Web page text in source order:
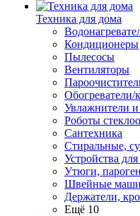
Техника для дома
Кондиционеры
Пылесосы
Вентиляторы
Обогреватели/
Увлажнители и
Роботы
Сантехника
Стиральные,
Устройства
Утюги,
Швейные
Держатели,
Ещё 10